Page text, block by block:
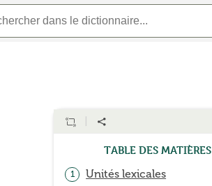
Table des matières
1 Unités lexicales